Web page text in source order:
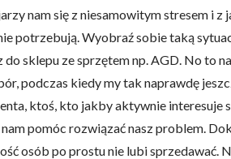
nam się z niesamowitym stresem i
potrzebują. Wyobraź sobie taką
sklepu ze sprzętem np. AGD. No to
podczas kiedy my tak naprawdę
ktoś, kto jakby aktywnie interesuje
pomóc rozwiązać nasz problem.
osób po prostu nie lubi